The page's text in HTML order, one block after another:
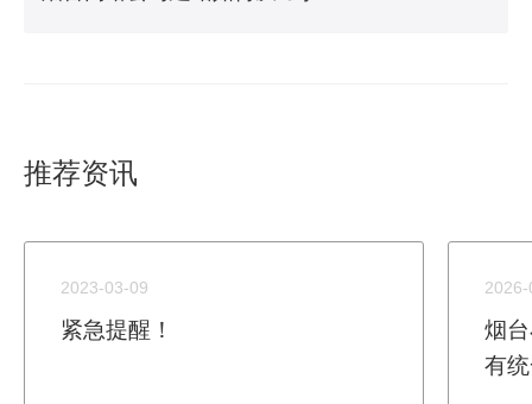
推荐资讯
2023-03-09
紧急提醒！
烟
有